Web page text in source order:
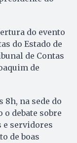
do evento
do Estado de
de Contas
de
8h, na sede do
o debate sobre
e servidores
de boas